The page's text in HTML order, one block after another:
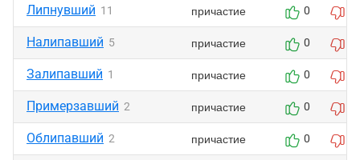
Липнувший 11 причастие 0
Налипавший 5 причастие 0
Залипавший 1 причастие 0
Примерзавший 2 причастие 0
Облипавший 2 причастие 0